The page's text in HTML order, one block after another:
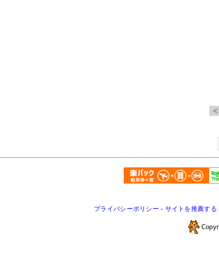
プライバシーポリシー - サイトを推薦する